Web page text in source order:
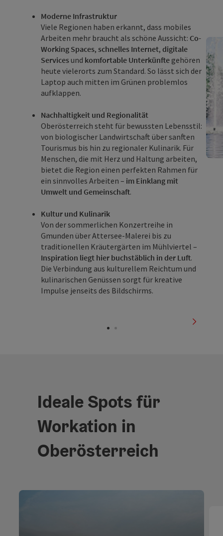
Moderne Infrastruktur
Viele Regionen haben erkannt, dass mobiles
Arbeiten mehr braucht als schöne Aussicht: Co-
Working Spaces, schnelles Internet, digitale
Servicesund komfortable Unterkünfte gehören
heute vielerorts zum Standard. So lässt sich der
Laptop auch mitten im Grünen problemlos
aufklappen.
Nachhaltigkeit und Regionalität
Oberösterreich steht für bewussten Lebensstil:
von biologischer Landwirtschaft über sanften
Tourismus bis hin zu regionaler Kulinarik. Für
Menschen, die mit Herz und Haltung arbeiten,
bietet die Region einen perfekten Rahmen für
ein sinnvolles Arbeiten – im Einklang mit
Umwelt und Gemeinschaft.
Kultur und Kulinarik
Von der sommerlichen Konzertreihe in
Gmunden über Attersee-Malerei bis zu
traditionellen Kräutergärten im Mühlviertel –
Inspiration liegt hier buchstäblich in der Luft.
Die Verbindung aus kulturellem Reichtum und
kulinarischen Genüssen sorgt für kreative
Impulse jenseits des Bildschirms.
Ideale Spots für
Workation in
Oberösterreich